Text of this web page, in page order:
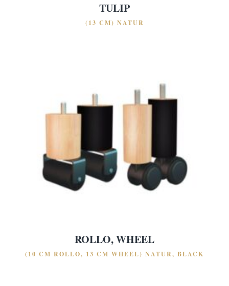
TULIP
(13 CM) NATUR
ROLLO, WHEEL
(10 CM ROLLO, 13 CM WHEEL) NATUR, BLACK